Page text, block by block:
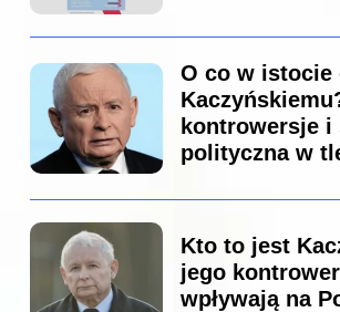
O co w istocie
kontrowersje i
polityczna w
Kto to jest
jego
wpływają na